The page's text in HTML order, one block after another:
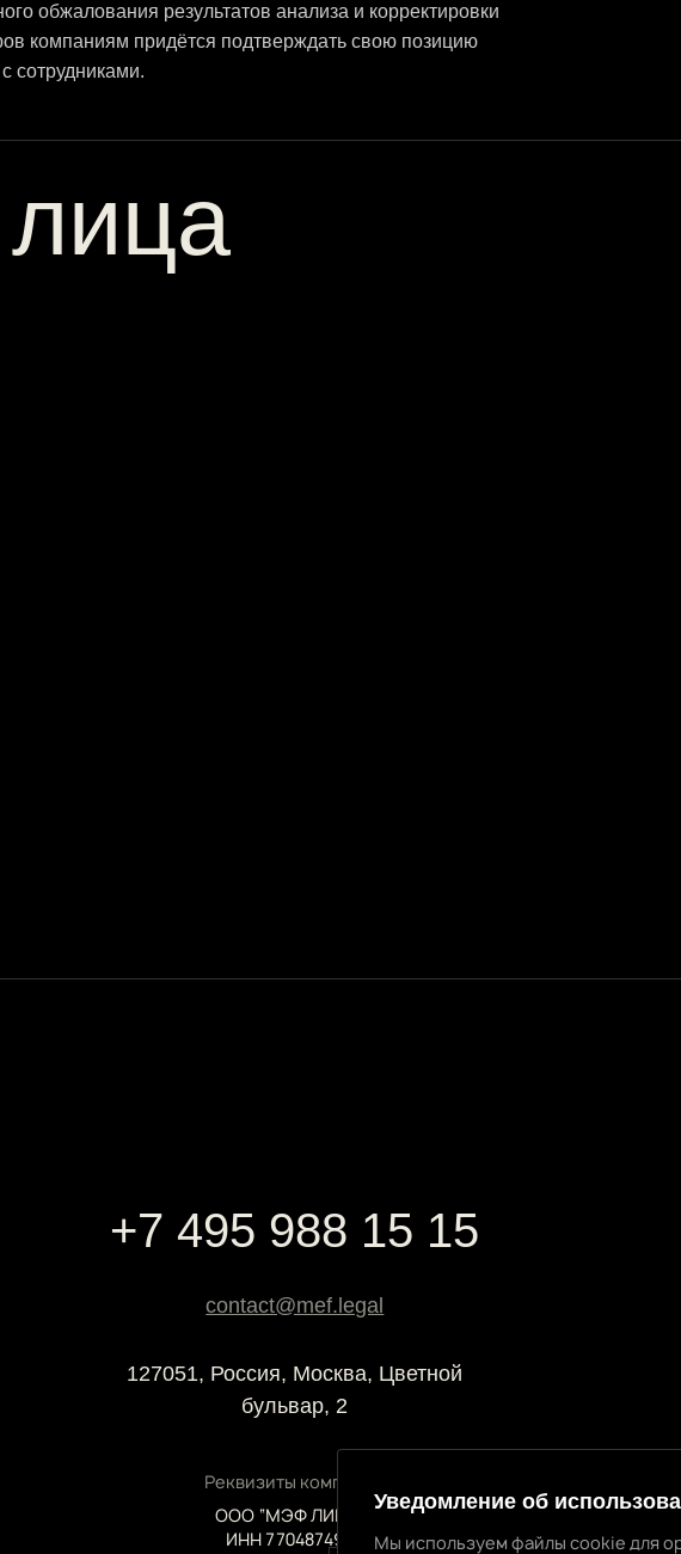
обжалования результатов анализа и корректировки
компаниям придётся подтверждать свою позицию
сотрудниками.
+7 495 988 15 15
contact@mef.legal
127051, Россия, Москва, Цветной
бульвар, 2
Реквизиты компании
ООО “МЭФ ЛИГАЛ”
ИНН 7704874992
Уведомление об
Мы используем файлы cookie для